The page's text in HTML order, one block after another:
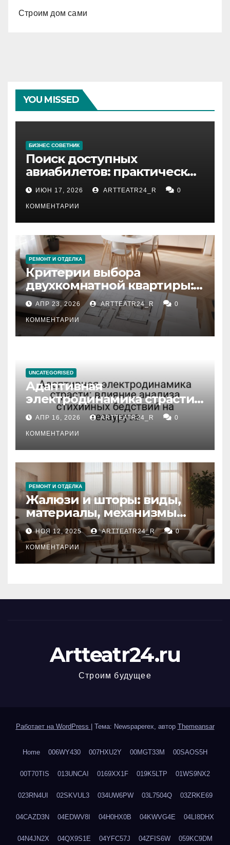
Строим дом сами
YOU MISSED
БИЗНЕС СОВЕТНИК
Поиск доступных
авиабилетов: практические
рекомендации
ИЮН 17, 2026 ARTTEATR24_R 0
КОММЕНТАРИИ
РЕМОНТ И ОТДЕЛКА
Критерии выбора
двухкомнатной квартиры:
планировка, площадь,
состояние и документация
АПР 23, 2026 ARTTEATR24_R 0
КОММЕНТАРИИ
UNCATEGORISED
Адаптивная
электродинамика страсти:
влияние анализа
стихийных бедствий на
тезауруса
АПР 16, 2026 ARTTEATR24_R 0
КОММЕНТАРИИ
РЕМОНТ И ОТДЕЛКА
Жалюзи и шторы: виды,
материалы, механизмы
управления и уход
НОЯ 12, 2025 ARTTEATR24_R 0
КОММЕНТАРИИ
Artteatr24.ru
Строим будущее
Работает на WordPress Тема: Newspaperex, автор Themeansar
Home 006WY430 007HXU2Y 00MGT33M 00SAOS5H
00T70TIS 013UNCAI 0169XX1F 019K5LTP 01WS9NX2
023RN4UI 02SKVUL3 034UW6PW 03L7504Q 03ZRKE69
04CAZD3N 04EDWV8I 04H0HX0B 04KWVG4E 04LI8DHX
04N4JN2X 04QX9S1E 04YFC57J 04ZFIS6W 059KC9DM